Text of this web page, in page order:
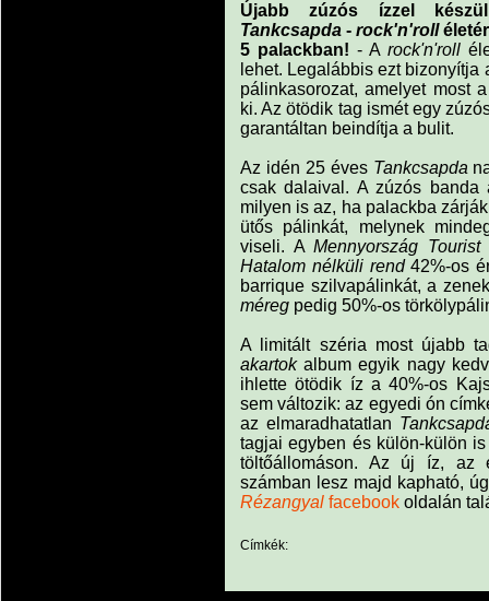
Újabb zúzós ízzel
Tankcsapda - rock'n'roll
5 palackban! - Arock'n'roll
lehet. Legalábbis ezt
pálinkasorozat, amelyet most
ki. Az ötödik tag ismét egy
garantáltan beindítja a bulit.
Az idén 25 éves Tankcsapda
csak dalaival. A zúzós
milyen is az, ha palackba
ütős pálinkát, melynek
viseli. AMennyország Tourist
Hatalom nélküli rend42%-os
barrique szilvapálinkát, a
méreg pedig 50%-os
A limitált széria most újabb
akartokalbum egyik nagy
ihlette ötödik íz a 40%-os
sem változik: az egyedi ón
az elmaradhatatlan
tagjai egyben és külön-külön
töltőállomáson. Az új íz, az
számban lesz majd kapható,
Rézangyal facebook oldalán
Címkék: